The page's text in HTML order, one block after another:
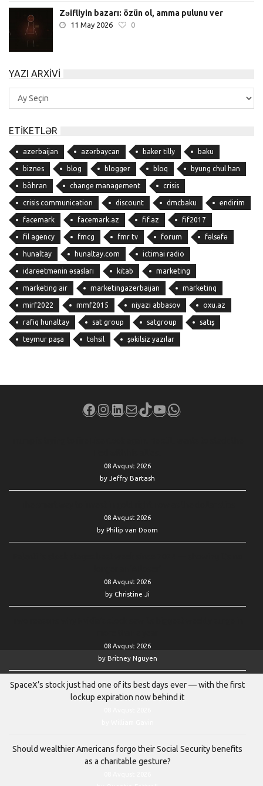
Zəifliyin bazarı: özün ol, amma pulunu ver
11 May 2026 0
YAZI ARXIVI
Yazı
Arxivi
ETIKETLƏR
azerbaijan azərbaycan baker tilly baku
biznes blog blogger bloq byung chul han
böhran change management crisis
crisis communication discount dmcbaku endirim
facemark facemark.az fif.az fif2017
fil agency fmcg fmr tv forum fəlsəfə
hunaltay hunaltay.com ictimai radio
idarəetmənin əsasları kitab marketing
marketing air marketingazerbaijan marketinq
mirf2022 mmf2015 niyazi abbasov oxu.az
rafiq hunaltay sat group satgroup satış
teymur paşa təhsil şəkilsiz yazılar
Facebook
Instagram
LinkedIn
MailTikTok
YouTube
WhatsApp
08 Avqust 2026
by Jeffry Bartash
08 Avqust 2026
by Philip van Doorn
08 Avqust 2026
by Christine Ji
08 Avqust 2026
by Britney Nguyen
SpaceX’s stock just had one of its best days ever — with the first
lockup expiration now behind it
Should wealthier Americans forgo their Social Security benefits
as a charitable gesture?